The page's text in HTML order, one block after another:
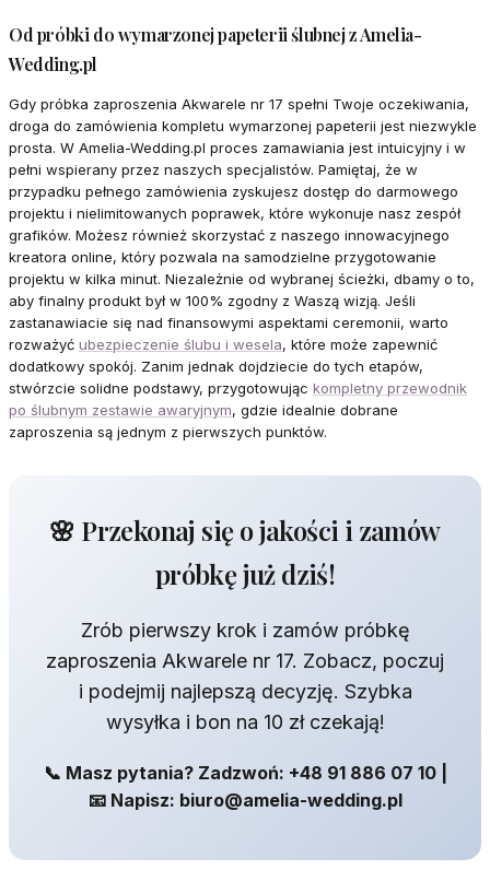
Od próbki do wymarzonej papeterii ślubnej z Amelia-
Wedding.pl
Gdy próbka zaproszenia Akwarele nr 17 spełni Twoje oczekiwania,
droga do zamówienia kompletu wymarzonej papeterii jest niezwykle
prosta. W Amelia-Wedding.pl proces zamawiania jest intuicyjny i w
pełni wspierany przez naszych specjalistów. Pamiętaj, że w
przypadku pełnego zamówienia zyskujesz dostęp do darmowego
projektu i nielimitowanych poprawek, które wykonuje nasz zespół
grafików. Możesz również skorzystać z naszego innowacyjnego
kreatora online, który pozwala na samodzielne przygotowanie
projektu w kilka minut. Niezależnie od wybranej ścieżki, dbamy o to,
aby finalny produkt był w 100% zgodny z Waszą wizją. Jeśli
zastanawiacie się nad finansowymi aspektami ceremonii, warto
rozważyć ubezpieczenie ślubu i wesela, które może zapewnić
dodatkowy spokój. Zanim jednak dojdziecie do tych etapów,
stwórzcie solidne podstawy, przygotowując kompletny przewodnik
po ślubnym zestawie awaryjnym, gdzie idealnie dobrane
zaproszenia są jednym z pierwszych punktów.
🌸 Przekonaj się o jakości i zamów
próbkę już dziś!
Zrób pierwszy krok i zamów próbkę
zaproszenia Akwarele nr 17. Zobacz, poczuj
i podejmij najlepszą decyzję. Szybka
wysyłka i bon na 10 zł czekają!
📞 Masz pytania? Zadzwoń: +48 91 886 07 10 |
📧 Napisz: biuro@amelia-wedding.pl